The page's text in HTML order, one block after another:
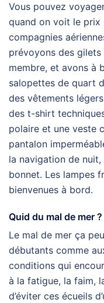
Vous pouvez
quand on voit le prix
compagnies
prévoyons des
membre, et avons à
salopettes de quart
des vêtements
des t-shirt
polaire et une veste
pantalon
la navigation de
bonnet. Les lampes
bienvenues à bord.
Quid du mal de mer ?
Le mal de mer ça
débutants comme
conditions qui
à la fatigue, la faim,
d’éviter ces écueils